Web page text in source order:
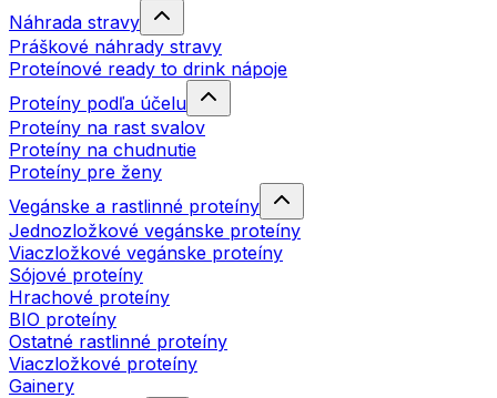
Náhrada stravy
Práškové náhrady stravy
Proteínové ready to drink nápoje
Proteíny podľa účelu
Proteíny na rast svalov
Proteíny na chudnutie
Proteíny pre ženy
Vegánske a rastlinné proteíny
Jednozložkové vegánske proteíny
Viaczložkové vegánske proteíny
Sójové proteíny
Hrachové proteíny
BIO proteíny
Ostatné rastlinné proteíny
Viaczložkové proteíny
Gainery